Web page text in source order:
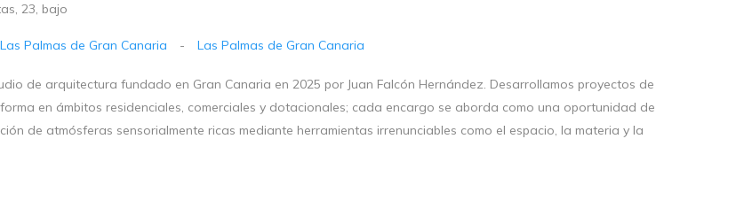
23, bajo
Las Palmas de Gran Canaria - Las Palmas de Gran Canaria
de arquitectura fundado en Gran Canaria en 2025 por Juan Falcón Hernández. Desarrollamos proyectos de
en ámbitos residenciales, comerciales y dotacionales; cada encargo se aborda como una oportunidad de
de atmósferas sensorialmente ricas mediante herramientas irrenunciables como el espacio, la materia y la